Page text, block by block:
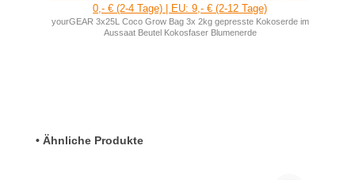
0,- € (2-4 Tage) | EU: 9,- € (2-12 Tage)
yourGEAR 3x25L Coco Grow Bag 3x 2kg gepresste Kokoserde im
Aussaat Beutel Kokosfaser Blumenerde
Produktgalerie überspringen
• Ähnliche Produkte